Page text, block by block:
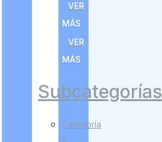
VER
MÁS
VER
MÁS
Subcategorías
Categoría